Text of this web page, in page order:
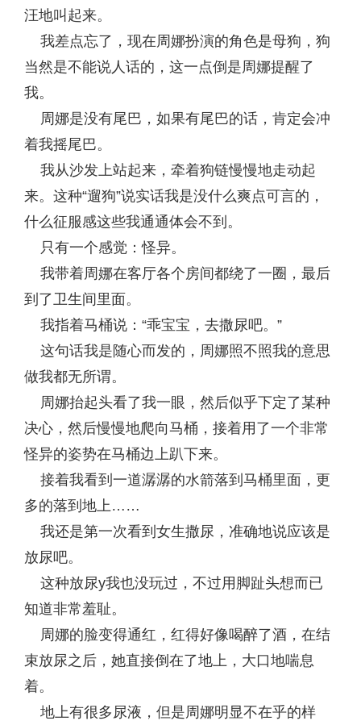
汪地叫起来。
我差点忘了，现在周娜扮演的角色是母狗，狗
当然是不能说人话的，这一点倒是周娜提醒了
我。
周娜是没有尾巴，如果有尾巴的话，肯定会冲
着我摇尾巴。
我从沙发上站起来，牵着狗链慢慢地走动起
来。这种“遛狗”说实话我是没什么爽点可言的，
什么征服感这些我通通体会不到。
只有一个感觉：怪异。
我带着周娜在客厅各个房间都绕了一圈，最后
到了卫生间里面。
我指着马桶说：“乖宝宝，去撒尿吧。”
这句话我是随心而发的，周娜照不照我的意思
做我都无所谓。
周娜抬起头看了我一眼，然后似乎下定了某种
决心，然后慢慢地爬向马桶，接着用了一个非常
怪异的姿势在马桶边上趴下来。
接着我看到一道潺潺的水箭落到马桶里面，更
多的落到地上……
我还是第一次看到女生撒尿，准确地说应该是
放尿吧。
这种放尿y我也没玩过，不过用脚趾头想而已
知道非常羞耻。
周娜的脸变得通红，红得好像喝醉了酒，在结
束放尿之后，她直接倒在了地上，大口地喘息
着。
地上有很多尿液，但是周娜明显不在乎的样